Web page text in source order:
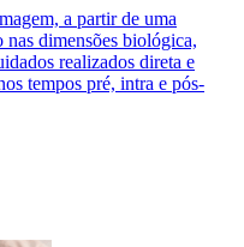
a partir de uma
dimensões biológica,
realizados direta e
tempos pré, intra e pós-